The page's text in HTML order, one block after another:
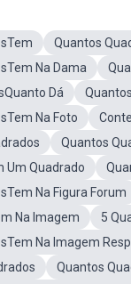
Quantos
Na Dama
Dá
Na Foto
Quantos
Um Quadrado
Na Figura Forum
Na Imagem
5
Na Imagem
Quantos